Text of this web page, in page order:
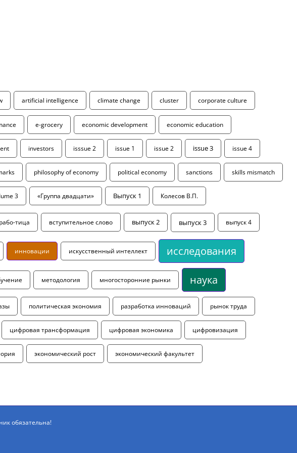
artificial intelligence climate change cluster corporate culture
e-grocery economic development economic education
investors isssue 2 issue 1 issue 2 issue 3 issue 4
philosophy of economy political economy sanctions skills mismatch
3 «Группа двадцати» Выпуск 1 Колесов В.П.
тица вступительное слово выпуск 2 выпуск 3 выпуск 4
инновации искусственный интеллект исследования
методология многосторонние рынки наука
политическая экономия разработка инноваций рынок труда
цифровая трансформация цифровая экономика цифровизация
экономический рост экономический факультет
обязательна!